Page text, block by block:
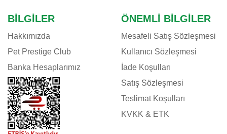
BILGILER
Hakkımızda
Pet Prestige Club
Banka Hesaplarımız
ÖNEMLI BILGILER
Mesafeli Satış Sözleşmesi
Kullanıcı Sözleşmesi
İade Koşulları
Satış Sözleşmesi
Teslimat Koşulları
KVKK & ETK